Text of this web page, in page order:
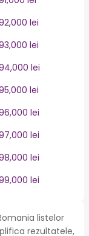
lei
lei
lei
lei
lei
lei
lei
lei
listelor
rezultatele,